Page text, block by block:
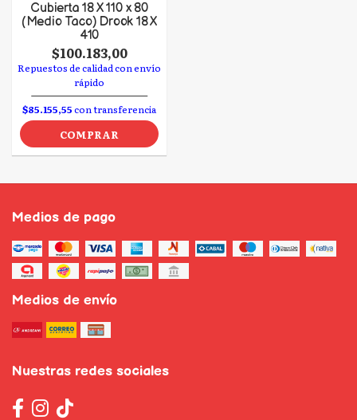
Cubierta 18 X 110 x 80
(Medio Taco) Drook 18 X
410
$100.183,00
Repuestos de calidad con envío
rápido
$85.155,55con transferencia
COMPRAR
Medios de pago
Medios de envío
Nuestras redes sociales